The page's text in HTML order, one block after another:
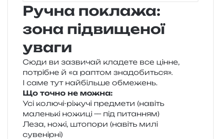
Ручна поклажа:
зона підвищеної
уваги
Сюди ви зазви­чай кла­де­те все цінне,
потрі­бне й «а раптом зна­до­би­ться».
І саме тут най­біль­ше обмежень.
Що точно не можна:
Усі колю­чі-ріжу­чі пре­дме­ти (навіть
малень­кі ножи­ці — під питанням)
Леза, ножі, што­по­ри (навіть милі
сувенірні)